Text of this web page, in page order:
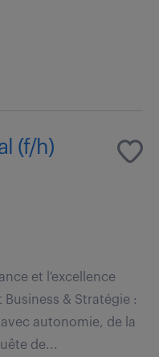
(f/h)
et l'excellence
& Stratégie :
autonomie, de la
de...